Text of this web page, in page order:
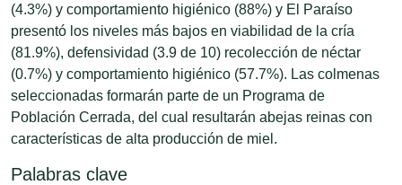
(4.3%) y comportamiento higiénico (88%) y El Paraíso
presentó los niveles más bajos en viabilidad de la cría
(81.9%), defensividad (3.9 de 10) recolección de néctar
(0.7%) y comportamiento higiénico (57.7%). Las colmenas
seleccionadas formarán parte de un Programa de
Población Cerrada, del cual resultarán abejas reinas con
características de alta producción de miel.
Palabras clave